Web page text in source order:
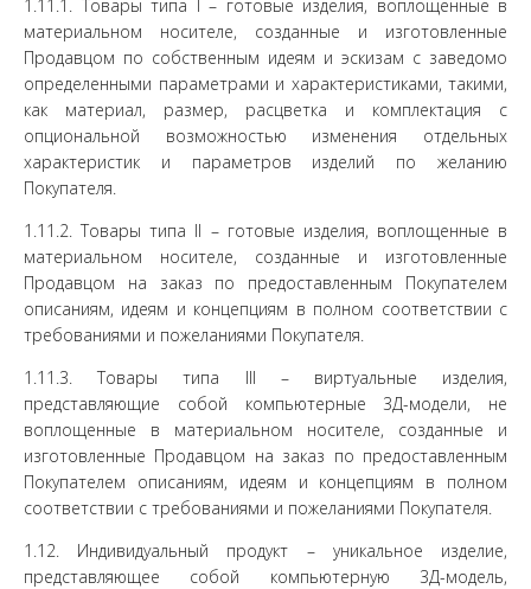
1.11.1. Товары типа I – готовые изделия, воплощенные в
материальном носителе, созданные и изготовленные
Продавцом по собственным идеям и эскизам с заведомо
определенными параметрами и характеристиками, такими,
как материал, размер, расцветка и комплектация с
опциональной возможностью изменения отдельных
характеристик и параметров изделий по желанию
Покупателя.
1.11.2. Товары типа II – готовые изделия, воплощенные в
материальном носителе, созданные и изготовленные
Продавцом на заказ по предоставленным Покупателем
описаниям, идеям и концепциям в полном соответствии с
требованиями и пожеланиями Покупателя.
1.11.3. Товары типа III – виртуальные изделия,
представляющие собой компьютерные 3Д-модели, не
воплощенные в материальном носителе, созданные и
изготовленные Продавцом на заказ по предоставленным
Покупателем описаниям, идеям и концепциям в полном
соответствии с требованиями и пожеланиями Покупателя.
1.12. Индивидуальный продукт – уникальное изделие,
представляющее собой компьютерную 3Д-модель,